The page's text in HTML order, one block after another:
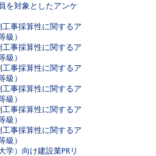
を対象としたアンケ
事採算性に関するア
級）
事採算性に関するア
級）
事採算性に関するア
級）
事採算性に関するア
級）
事採算性に関するア
級）
事採算性に関するア
級）
学）向け建設業PRリ